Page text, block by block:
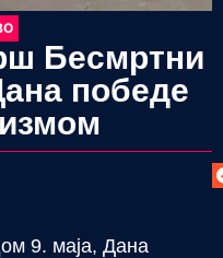
Бесмртни
победе
9. маја, Дана